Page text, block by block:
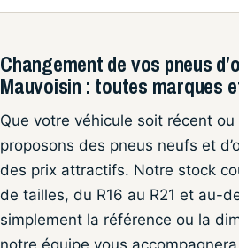
Changement de vos pneus
Mauvoisin : toutes marques
Que votre véhicule soit récent
proposons des pneus neufs et
des prix attractifs. Notre stock
de tailles, du R16 au R21 et au-
simplement la référence ou la